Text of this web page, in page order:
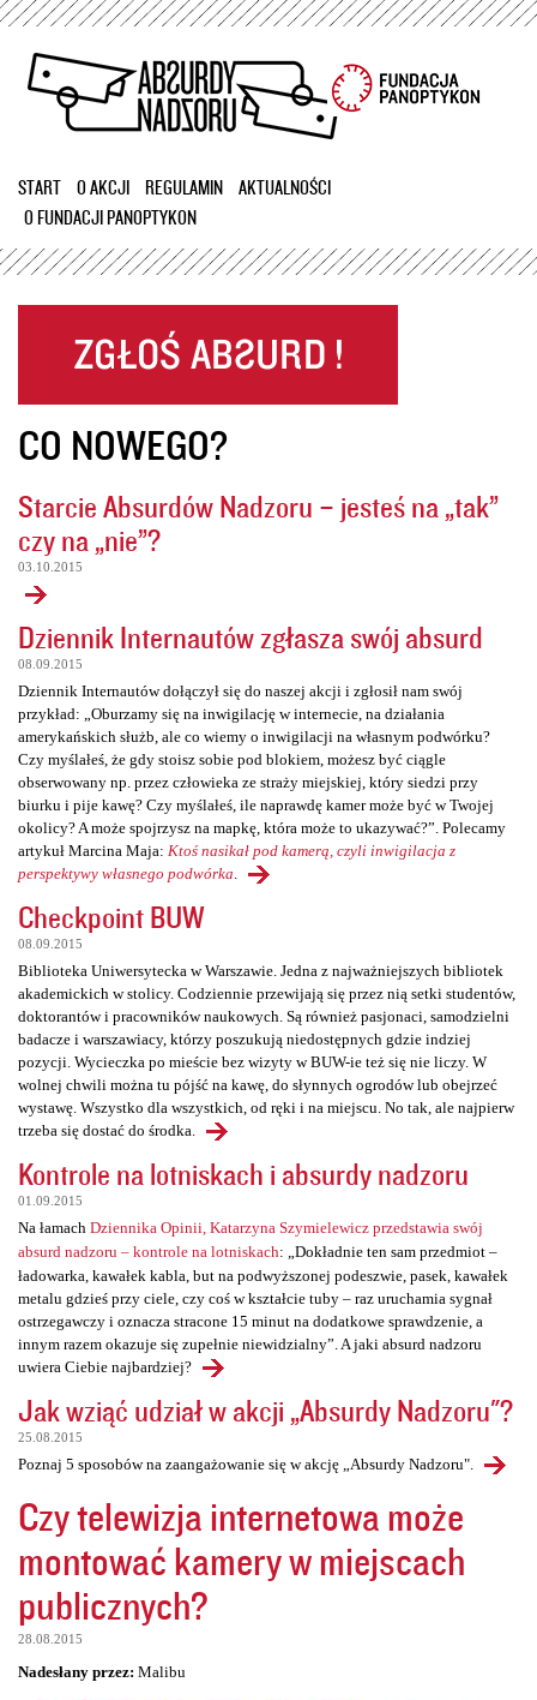
Przejdź
treści
START O AKCJI REGULAMIN
AKTUALNOŚCI
O FUNDACJI PANOPTYKON
CO NOWEGO?
Starcie Absurdów Nadzoru – jesteś na „tak”
czy na „nie”?
03.10.2015
Dziennik Internautów zgłasza swój absurd
08.09.2015
Dziennik Internautów dołączył się do naszej akcji i zgłosił nam swój
przykład: „Oburzamy się na inwigilację w internecie, na działania
amerykańskich służb, ale co wiemy o inwigilacji na własnym podwórku?
Czy myślałeś, że gdy stoisz sobie pod blokiem, możesz być ciągle
obserwowany np. przez człowieka ze straży miejskiej, który siedzi przy
biurku i pije kawę? Czy myślałeś, ile naprawdę kamer może być w Twojej
okolicy? A może spojrzysz na mapkę, która może to ukazywać?”. Polecamy
artykuł Marcina Maja: Ktoś nasikał pod kamerą, czyli inwigilacja z
perspektywy własnego podwórka
Checkpoint BUW
08.09.2015
Biblioteka Uniwersytecka w Warszawie. Jedna z najważniejszych bibliotek
akademickich w stolicy. Codziennie przewijają się przez nią setki studentów,
doktorantów i pracowników naukowych. Są również pasjonaci, samodzielni
badacze i warszawiacy, którzy poszukują niedostępnych gdzie indziej
pozycji. Wycieczka po mieście bez wizyty w BUW-ie też się nie liczy. W
wolnej chwili można tu pójść na kawę, do słynnych ogrodów lub obejrzeć
wystawę. Wszystko dla wszystkich, od ręki i na miejscu. No tak, ale najpierw
trzeba się dostać do środka.
Kontrole na lotniskach i absurdy nadzoru
01.09.2015
Na łamach Dziennika Opinii, Katarzyna Szymielewicz przedstawia swój
absurd nadzoru – kontrole na lotniskach: „Dokładnie ten sam przedmiot –
ładowarka, kawałek kabla, but na podwyższonej podeszwie, pasek, kawałek
metalu gdzieś przy ciele, czy coś w kształcie tuby – raz uruchamia sygnał
ostrzegawczy i oznacza stracone 15 minut na dodatkowe sprawdzenie, a
innym razem okazuje się zupełnie niewidzialny”. A jaki absurd nadzoru
uwiera Ciebie najbardziej?
Jak wziąć udział w akcji „Absurdy Nadzoru"?
25.08.2015
Poznaj 5 sposobów na zaangażowanie się w akcję „Absurdy Nadzoru".
Czy telewizja internetowa może
montować kamery w miejscach
publicznych?
28.08.2015
Nadesłany przez: Malibu